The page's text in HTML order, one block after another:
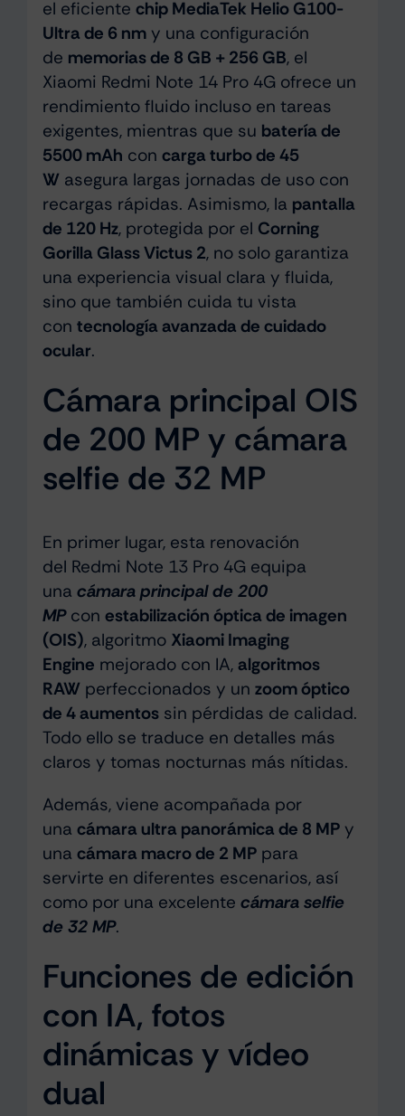
el eficiente chip MediaTek Helio G100-
Ultra de 6 nmy una configuración
de memorias de 8 GB + 256 GB, el
Xiaomi Redmi Note 14 Pro 4G ofrece un
rendimiento fluido incluso en tareas
exigentes, mientras que su batería de
5500 mAh con carga turbo de 45
Wasegura largas jornadas de uso con
recargas rápidas. Asimismo, la pantalla
de 120 Hz, protegida por el Corning
Gorilla Glass Victus 2, no solo garantiza
una experiencia visual clara y fluida,
sino que también cuida tu vista
con tecnología avanzada de cuidado
ocular.
Cámara principal OIS
de 200 MP y cámara
selfie de 32 MP
En primer lugar, esta renovación
del Redmi Note 13 Pro 4G equipa
una cámara principal de 200
MPcon estabilización óptica de imagen
(OIS), algoritmo Xiaomi Imaging
Engine mejorado con IA, algoritmos
RAWperfeccionados y un zoom óptico
de 4 aumentossin pérdidas de calidad.
Todo ello se traduce en detalles más
claros y tomas nocturnas más nítidas.
Además, viene acompañada por
una cámara ultra panorámica de 8 MPy
una cámara macro de 2 MPpara
servirte en diferentes escenarios, así
como por una excelente cámara selfie
de 32 MP.
Funciones de edición
con IA, fotos
dinámicas y vídeo
dual